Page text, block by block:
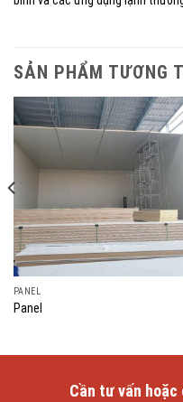
SẢN PHẨM TƯƠNG
PANEL
Panel
Cần tư vấn